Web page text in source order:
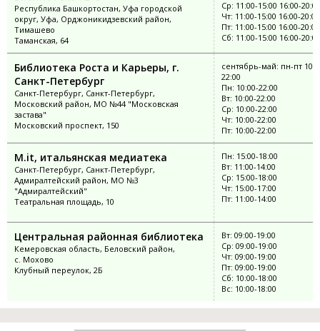
Республика Башкортостан, Уфа городской
округ, Уфа, Орджоникидзевский район,
Тимашево
Таманская, 64
Ср: 11:00-15:00 16:00-20:00
Чт: 11:00-15:00 16:00-20:00
Пт: 11:00-15:00 16:00-20:00
Сб: 11:00-15:00 16:00-20:00
Библиотека Роста и Карьеры, г.
Санкт-Петербург
Санкт-Петербург, Санкт-Петербург,
Московский район, МО №44 "Московская
застава"
Московский проспект, 150
сентябрь-май: пн-пт
22:00
Пн: 10:00-22:00
Вт: 10:00-22:00
Ср: 10:00-22:00
Чт: 10:00-22:00
Пт: 10:00-22:00
M.it, итальянская медиатека
Санкт-Петербург, Санкт-Петербург,
Адмиралтейский район, МО №3
"Адмиралтейский"
Театральная площадь, 10
Пн: 15:00-18:00
Вт: 11:00-14:00
Ср: 15:00-18:00
Чт: 15:00-17:00
Пт: 11:00-14:00
Центральная районная библиотека
Кемеровская область, Беловский район,
с. Мохово
Клубный переулок, 2Б
Вт: 09:00-19:00
Ср: 09:00-19:00
Чт: 09:00-19:00
Пт: 09:00-19:00
Сб: 10:00-18:00
Вс: 10:00-18:00